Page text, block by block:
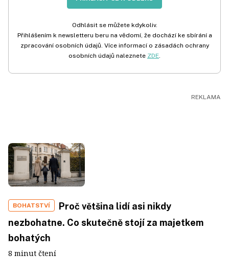
Odhlásit se můžete kdykoliv.
Přihlášením k newsletteru beru na vědomí, že dochází ke sbírání a
zpracování osobních údajů. Více informací o zásadách ochrany
osobních údajů naleznete ZDE.
BOHATSTVÍ
Proč většina lidí asi nikdy
nezbohatne. Co skutečně stojí za majetkem
bohatých
8 minut čtení